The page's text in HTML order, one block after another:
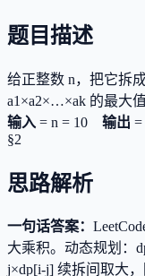
题目描述
给正整数 n，把它拆
a1×a2×…×ak 的最大值
输入 = n = 10 输出 =
§2
思路解析
一句话答案：
大乘积。动态规划：
j×dp[i-j] 续拆间取大